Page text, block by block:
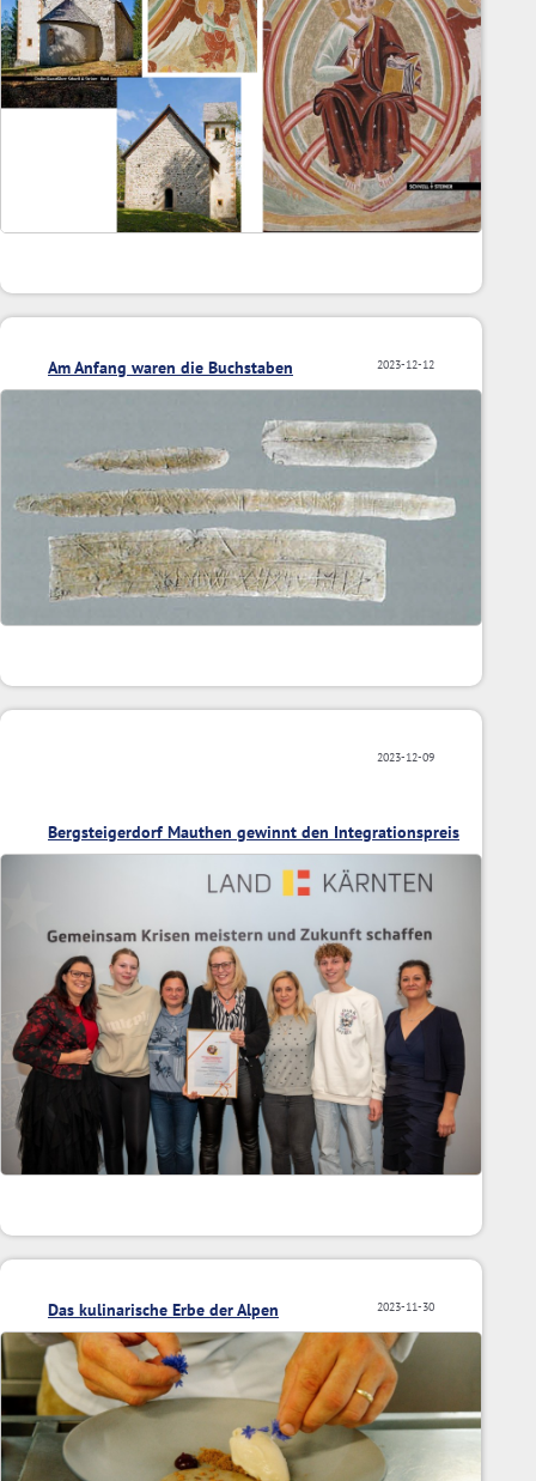
2023-12-12
Am Anfang waren die Buchstaben
2023-12-09
Bergsteigerdorf Mauthen gewinnt den Integrationspreis
2023-11-30
Das kulinarische Erbe der Alpen